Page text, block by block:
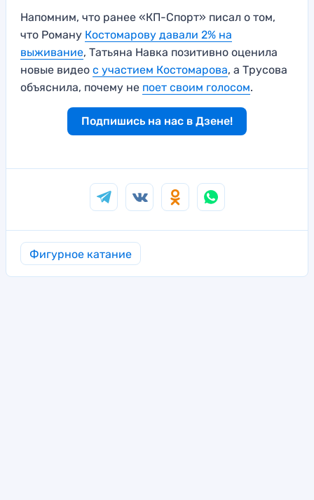
Напомним, что ранее «КП-Спорт» писал о том,
что Роману Костомарову давали 2% на
выживание, Татьяна Навка позитивно оценила
новые видео с участием Костомарова, а Трусова
объяснила, почему не поет своим голосом.
Подпишись на нас в Дзене!
Фигурное катание